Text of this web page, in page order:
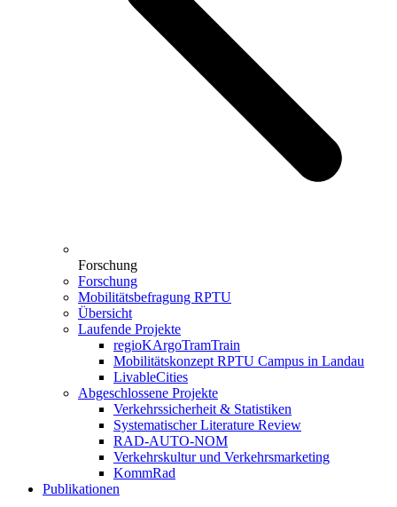
Forschung
Forschung
Mobilitätsbefragung RPTU
Übersicht
Laufende Projekte
regioKArgoTramTrain
Mobilitätskonzept RPTU Campus in Landau
LivableCities
Abgeschlossene Projekte
Verkehrssicherheit & Statistiken
Systematischer Literature Review
RAD-AUTO-NOM
Verkehrskultur und Verkehrsmarketing
KommRad
Publikationen